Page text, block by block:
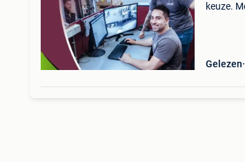
keuze.
Gelezen